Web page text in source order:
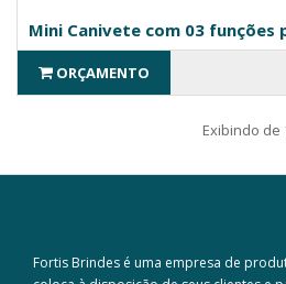
Mini Canivete com 03 funções
ORÇAMENTO
Exibindo de
Fortis Brindes é uma empresa de